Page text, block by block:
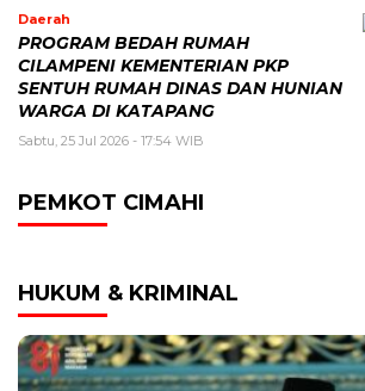
Daerah
PROGRAM BEDAH RUMAH
CILAMPENI KEMENTERIAN PKP
SENTUH RUMAH DINAS DAN HUNIAN
WARGA DI KATAPANG
Sabtu, 25 Jul 2026 - 17:54 WIB
PEMKOT CIMAHI
HUKUM & KRIMINAL